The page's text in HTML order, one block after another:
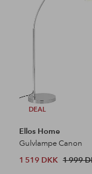
DEAL
Ellos Home
Gulvlampe Canon
1 519 DKK 1 999